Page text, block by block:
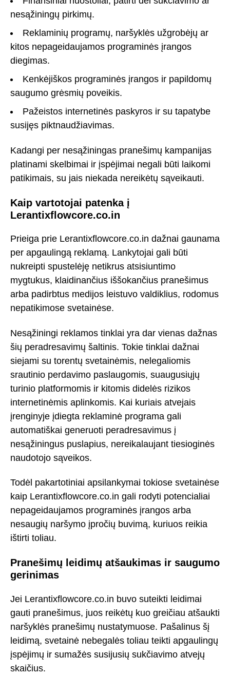
nesąžiningų pirkimų.
Reklaminių programų, naršyklės užgrobėjų ar
kitos nepageidaujamos programinės įrangos
diegimas.
Kenkėjiškos programinės įrangos ir papildomų
saugumo grėsmių poveikis.
Pažeistos internetinės paskyros ir su tapatybe
susijęs piktnaudžiavimas.
Kadangi per nesąžiningas pranešimų kampanijas
platinami skelbimai ir įspėjimai negali būti laikomi
patikimais, su jais niekada nereikėtų sąveikauti.
Kaip vartotojai patenka į
Lerantixflowcore.co.in
Prieiga prie Lerantixflowcore.co.in dažnai gaunama
per apgaulingą reklamą. Lankytojai gali būti
nukreipti spustelėję netikrus atsisiuntimo
mygtukus, klaidinančius iššokančius pranešimus
arba padirbtus medijos leistuvo valdiklius, rodomus
nepatikimose svetainėse.
Nesąžiningi reklamos tinklai yra dar vienas dažnas
šių peradresavimų šaltinis. Tokie tinklai dažnai
siejami su torentų svetainėmis, nelegaliomis
srautinio perdavimo paslaugomis, suaugusiųjų
turinio platformomis ir kitomis didelės rizikos
internetinėmis aplinkomis. Kai kuriais atvejais
įrenginyje įdiegta reklaminė programa gali
automatiškai generuoti peradresavimus į
nesąžiningus puslapius, nereikalaujant tiesioginės
naudotojo sąveikos.
Todėl pakartotiniai apsilankymai tokiose svetainėse
kaip Lerantixflowcore.co.in gali rodyti potencialiai
nepageidaujamos programinės įrangos arba
nesaugių naršymo įpročių buvimą, kuriuos reikia
ištirti toliau.
Pranešimų leidimų atšaukimas ir saugumo
gerinimas
Jei Lerantixflowcore.co.in buvo suteikti leidimai
gauti pranešimus, juos reikėtų kuo greičiau atšaukti
naršyklės pranešimų nustatymuose. Pašalinus šį
leidimą, svetainė nebegalės toliau teikti apgaulingų
įspėjimų ir sumažės susijusių sukčiavimo atvejų
skaičius.